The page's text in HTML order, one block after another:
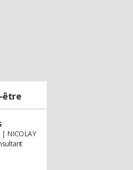
être
NICOLAY